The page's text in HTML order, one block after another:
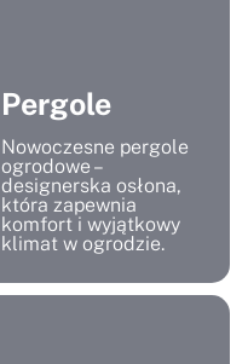
Pergole
Nowoczesne pergole
ogrodowe –
designerska osłona,
która zapewnia
komfort i wyjątkowy
klimat w ogrodzie.